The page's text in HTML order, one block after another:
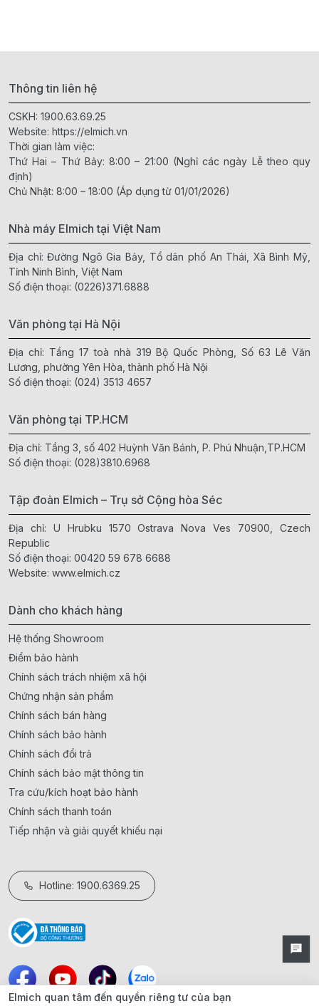
Thông tin liên hệ
CSKH: 1900.63.69.25
Website: https://elmich.vn
Thời gian làm việc:
Thứ Hai – Thứ Bảy: 8:00 – 21:00 (Nghỉ các ngày Lễ theo quy
định)
Chủ Nhật: 8:00 – 18:00 (Áp dụng từ 01/01/2026)
Nhà máy Elmich tại Việt Nam
Địa chỉ: Đường Ngô Gia Bảy, Tổ dân phố An Thái, Xã Bình Mỹ,
Tỉnh Ninh Bình, Việt Nam
Số điện thoại: (0226)371.6888
Văn phòng tại Hà Nội
Địa chỉ: Tầng 17 toà nhà 319 Bộ Quốc Phòng, Số 63 Lê Văn
Lương, phường Yên Hòa, thành phố Hà Nội
Số điện thoại: (024) 3513 4657
Văn phòng tại TP.HCM
Địa chỉ: Tầng 3, số 402 Huỳnh Văn Bánh, P. Phú Nhuận,TP.HCM
Số điện thoại: (028)3810.6968
Tập đoàn Elmich – Trụ sở Cộng hòa Séc
Địa chỉ: U Hrubku 1570 Ostrava Nova Ves 70900, Czech
Republic
Số điện thoại: 00420 59 678 6688
Website: www.elmich.cz
Dành cho khách hàng
Hệ thống Showroom
Điểm bảo hành
Chính sách trách nhiệm xã hội
Chứng nhận sản phẩm
Chính sách bán hàng
Chính sách bảo hành
Chính sách đổi trả
Chính sách bảo mật thông tin
Tra cứu/kích hoạt bảo hành
Chính sách thanh toán
Tiếp nhận và giải quyết khiếu nại
Hotline: 1900.6369.25
Elmich quan tâm đến quyền riêng tư của bạn